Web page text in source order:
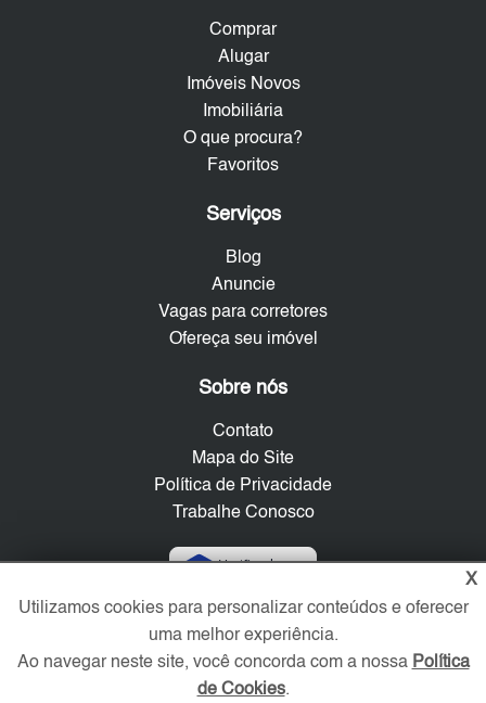
Comprar
Alugar
Imóveis Novos
Imobiliária
O que procura?
Favoritos
Serviços
Blog
Anuncie
Vagas para corretores
Ofereça seu imóvel
Sobre nós
Contato
Mapa do Site
Política de Privacidade
Trabalhe Conosco
Verificada por
Redes Sociais
X
Utilizamos cookies para personalizar conteúdos e oferecer
uma melhor experiência.
Ao navegar neste site, você concorda com a nossa Política
de Cookies.